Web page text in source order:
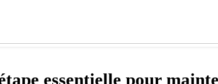
essentielle pour